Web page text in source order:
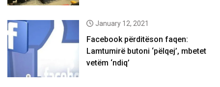
January 12, 2021
Facebook përditëson faqen:
Lamtumirë butoni ‘pëlqej’, mbetet
vetëm ‘ndiq’